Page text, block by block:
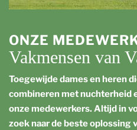
ONZE
Vakmensen van
Toegewijde dames en heren
combineren met nuchterheid
onze medewerkers. Altijd in
zoek naar de beste oplossing